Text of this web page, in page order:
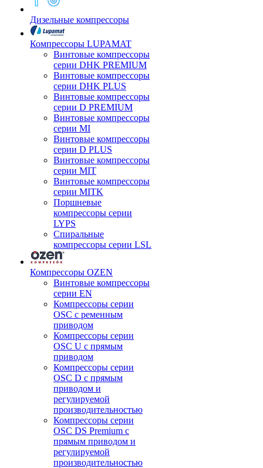
Дизельные компрессоры
Компрессоры LUPAMAT
Винтовые компрессоры
серии DHK PREMIUM
Винтовые компрессоры
серии DHK PLUS
Винтовые компрессоры
серии D PREMIUM
Винтовые компрессоры
серии MI
Винтовые компрессоры
серии D PLUS
Винтовые компрессоры
серии MIT
Винтовые компрессоры
серии MITK
Поршневые
компрессоры серии
LYPS
Спиральные
компрессоры серии LSL
Компрессоры OZEN
Винтовые компрессоры
серии EN
Компрессоры серии
OSC с ременным
приводом
Компрессоры серии
OSC U с прямым
приводом
Компрессоры серии
OSC D с прямым
приводом и
регулируемой
производительностью
Компрессоры серии
OSC DS Premium с
прямым приводом и
регулируемой
производительностью